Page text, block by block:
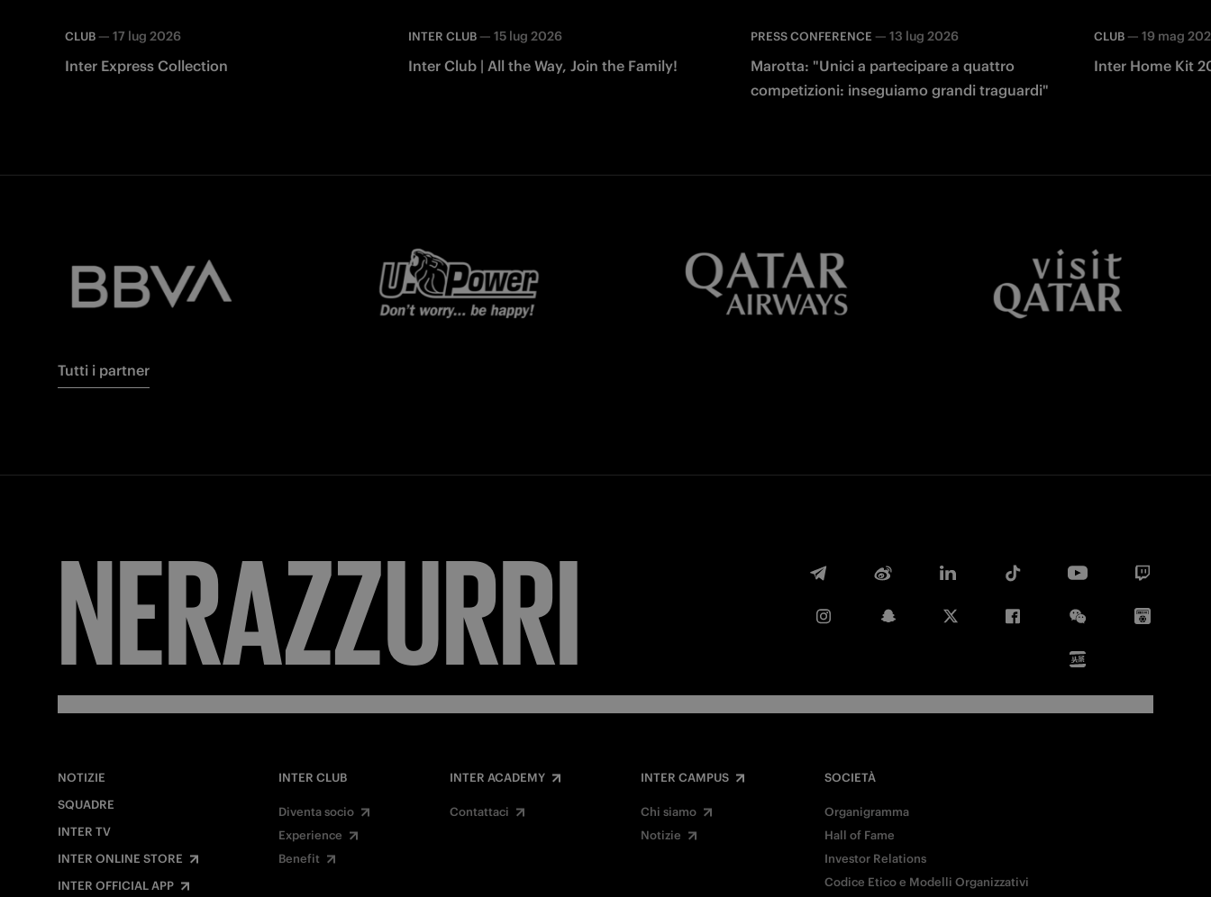
CLUB — 17 lug 2026
Inter Express Collection
INTER CLUB— 15 lug 2026
Inter Club | All the Way, Join the Family!
PRESS CONFERENCE —13 lug 2026
Marotta: "Unici a partecipare a quattro
competizioni: inseguiamo grandi traguardi"
CLUB— 19 mag
Inter Home Kit
Tutti i partner
FORZA
NOTIZIE
SQUADRE
INTER TV
INTER ONLINE STORE
INTER OFFICIAL APP
INTER CLUB
Diventa socio
Experience
Benefit
INTER ACADEMY
Contattaci
INTER CAMPUS
Chi siamo
Notizie
SOCIETÀ
Organigramma
Hall of Fame
Investor Relations
Codice Etico e Modelli Organizzativi